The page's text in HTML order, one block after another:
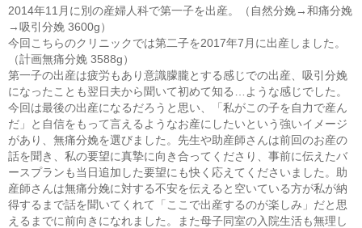
2014年11月に別の産婦人科で第一子を出産。（自然分娩→和痛分娩
→吸引分娩 3600g）
今回こちらのクリニックでは第二子を2017年7月に出産しました。
（計画無痛分娩 3588g）
第一子の出産は疲労もあり意識朦朧とする感じでの出産、吸引分娩
になったことも翌日夫から聞いて初めて知る…ような感じでした。
今回は最後の出産になるだろうと思い、「私がこの子を自力で産ん
だ」と自信をもって言えるようなお産にしたいという強いイメージ
があり、無痛分娩を選びました。先生や助産師さんは前回のお産の
話を聞き、私の要望に真摯に向き合ってくださり、事前に伝えたバ
ースプランも当日追加した要望にも快く応えてくださいました。助
産師さんは無痛分娩に対する不安を伝えると空いている方が私が納
得するまで話を聞いてくれて「ここで出産するのが楽しみ」だと思
えるまでに前向きになれました。また母子同室の入院生活も無理し